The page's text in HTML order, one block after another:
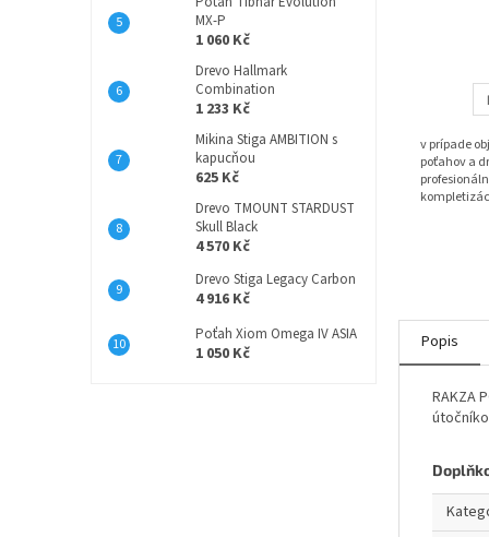
MX-P
1 060 Kč
Drevo Hallmark
Combination
1 233 Kč
Mikina Stiga AMBITION s
kapucňou
625 Kč
Drevo TMOUNT STARDUST
Skull Black
4 570 Kč
Drevo Stiga Legacy Carbon
4 916 Kč
Poťah Xiom Omega IV ASIA
1 050 Kč
v prípade
poťahov a
Popis
RAKZA